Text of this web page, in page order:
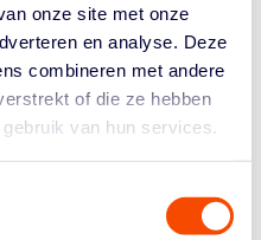
onze site met onze
en analyse. Deze
combineren met andere
of die ze hebben
van hun services.